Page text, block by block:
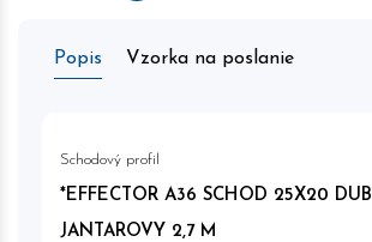
Popis Vzorka na poslanie
Schodový profil
*EFFECTOR A36 SCHOD 25X20 DUB
JANTAROVY 2,7 M